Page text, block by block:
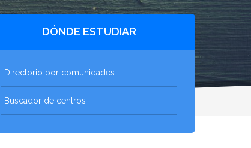
DÓNDE ESTUDIAR
Directorio por comunidades
Buscador de centros